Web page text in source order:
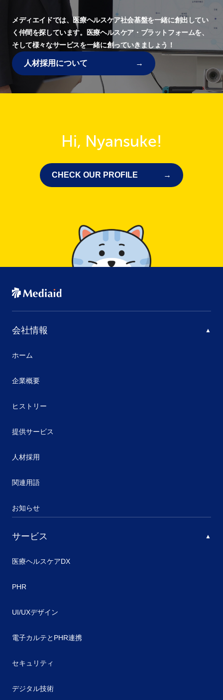
メディエイドでは、医療ヘルスケア社会基盤を一緒に創出してい
く仲間を探しています。 医療ヘルスケア・プラットフォームを、
そして様々なサービスを一緒に創っていきましょう！
人材採用について
Hi, Nyansuke!
CHECK OUR PROFILE
会社情報
ホーム
企業概要
ヒストリー
提供サービス
人材採用
関連用語
お知らせ
サービス
医療ヘルスケアDX
PHR
UI/UXデザイン
電子カルテとPHR連携
セキュリティ
デジタル技術